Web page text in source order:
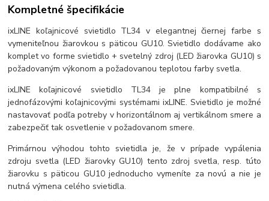
Kompletné špecifikácie
ixLINE koľajnicové svietidlo TL34 v elegantnej čiernej farbe s
vymeniteľnou žiarovkou s päticou GU10. Svietidlo dodávame ako
komplet vo forme svietidlo + svetelný zdroj (LED žiarovka GU10) s
požadovaným výkonom a požadovanou teplotou farby svetla.
ixLINE koľajnicové svietidlo TL34 je plne kompatibilné s
jednofázovými koľajnicovými systémami ixLINE. Svietidlo je možné
nastavovať podľa potreby v horizontálnom aj vertikálnom smere a
zabezpečiť tak osvetlenie v požadovanom smere.
Primárnou výhodou tohto svietidla je, že v prípade vypálenia
zdroju svetla (LED žiarovky GU10) tento zdroj svetla, resp. túto
žiarovku s päticou GU10 jednoducho vymeníte za novú a nie je
nutná výmena celého svietidla.